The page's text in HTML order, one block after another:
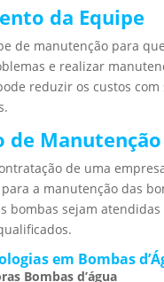
da Equipe
de manutenção para
e realizar
reduzir os custos com
de Manutenção
de uma
a manutenção das
bombas sejam
em Bombas
Bombas d’água